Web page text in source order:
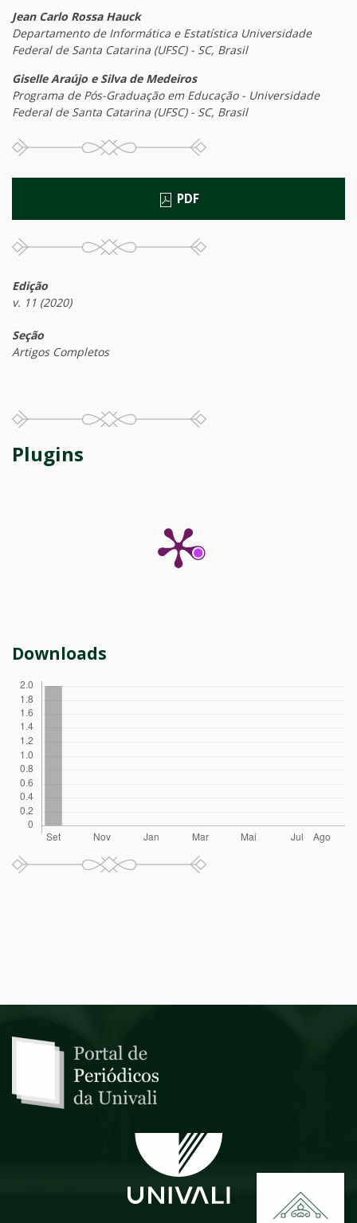
Jean Carlo Rossa Hauck
Departamento de Informática e Estatística Universidade
Federal de Santa Catarina (UFSC) - SC, Brasil
Giselle Araújo e Silva de Medeiros
Programa de Pós-Graduação em Educação - Universidade
Federal de Santa Catarina (UFSC) - SC, Brasil
PDF
Edição
v. 11 (2020)
Seção
Artigos Completos
Plugins
Downloads